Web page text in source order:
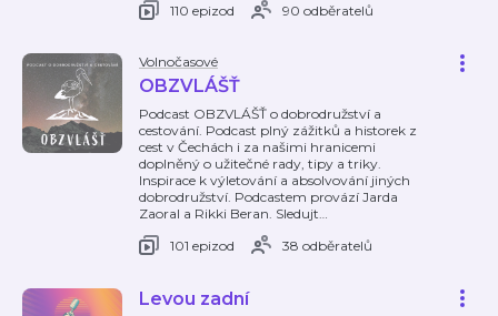
110 epizod
90 odběratelů
Volnočasové
OBZVLÁŠŤ
Podcast OBZVLÁŠŤ o dobrodružství a
cestování. Podcast plný zážitků a historek z
cest v Čechách i za našimi hranicemi
doplněný o užitečné rady, tipy a triky.
Inspirace k výletování a absolvování jiných
dobrodružství. Podcastem provází Jarda
Zaoral a Rikki Beran. Sledujt…
101 epizod
38 odběratelů
Levou zadní